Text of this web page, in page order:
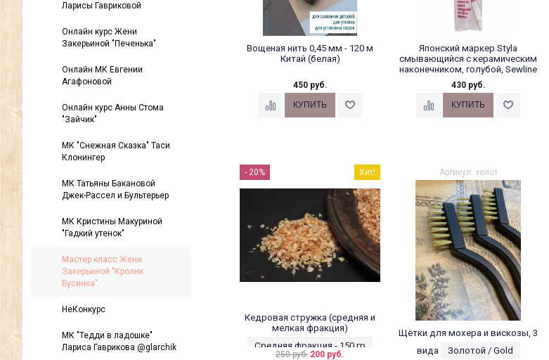
Ларисы Гавриковой
Онлайн курс Жени
Закерьиной "Печенька"
Онлайн МК Евгении
Агафоновой
Онлайн курс Анны Стома
"Зайчик"
МК "Снежная Сказка" Таси
Клонингер
МК Татьяны Бакановой
Джек-Рассел и Бультерьер
МК Кристины Макуриной
"Гадкий утенок"
Мастер класс Жени
Закерьиной "Кролик
Бусинка"
НеКонкурс
МК "Тедди в ладошке"
Лариса Гаврикова @glarchik
Вощеная нить 0,45 мм - 120 м
Китай (белая)
450 руб.
Японский маркер Styla
смывающийся с керамическим
наконечником, голубой, Sewline
430 руб.
- 20% Хит!
Кедровая стружка (средняя и
мелкая фракция)
Средняя фракция - 150 гр
250 руб. 200 руб.
Артикул: золот
Щётки для мохера и вискозы, 3
вида
Золотой / Gold